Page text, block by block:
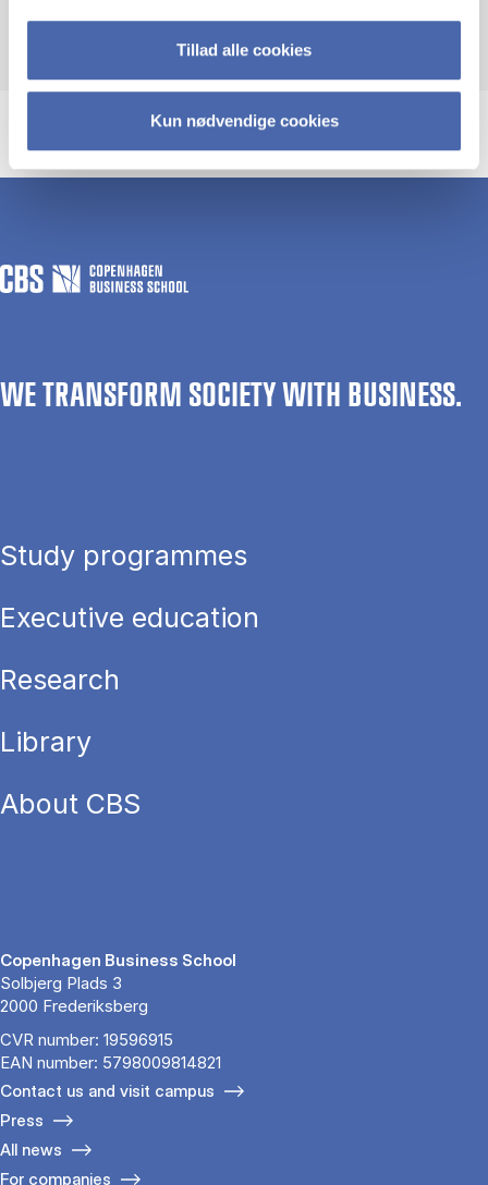
Tillad alle cookies
Kun nødvendige cookies
WE TRANSFORM SOCIETY WITH BUSINESS.
Study programmes
Executive education
Research
Library
About CBS
Copenhagen Business School
Solbjerg Plads 3
2000 Frederiksberg
CVR number: 19596915
EAN number: 5798009814821
Contact us and visit campus
Press
All news
For companies